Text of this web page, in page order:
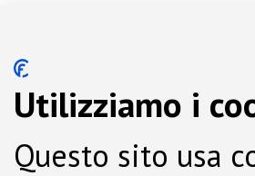
Utilizziamo i
Questo sito usa